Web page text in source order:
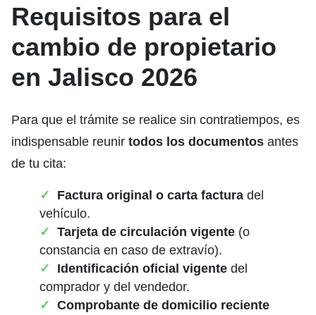
Requisitos para el
cambio de propietario
en Jalisco 2026
Para que el trámite se realice sin contratiempos, es
indispensable reunir todos los documentos antes
de tu cita:
Factura original o carta factura del
vehículo.
Tarjeta de circulación vigente (o
constancia en caso de extravío).
Identificación oficial vigente del
comprador y del vendedor.
Comprobante de domicilio reciente